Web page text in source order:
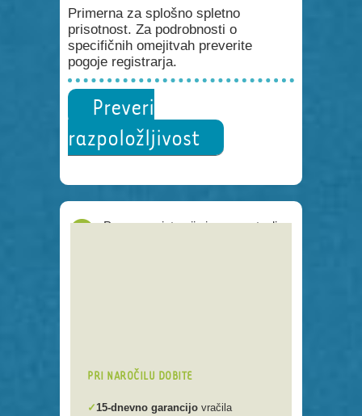
Primerna za splošno spletno
prisotnost. Za podrobnosti o
specifičnih omejitvah preverite
pogoje registrarja.
Preveri
razpoložljivost
Proces registracije je poenostavljen
PRI NAROČILU DOBITE
✓15-dnevno garancijo vračila